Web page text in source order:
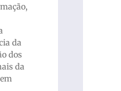
da
dos
da